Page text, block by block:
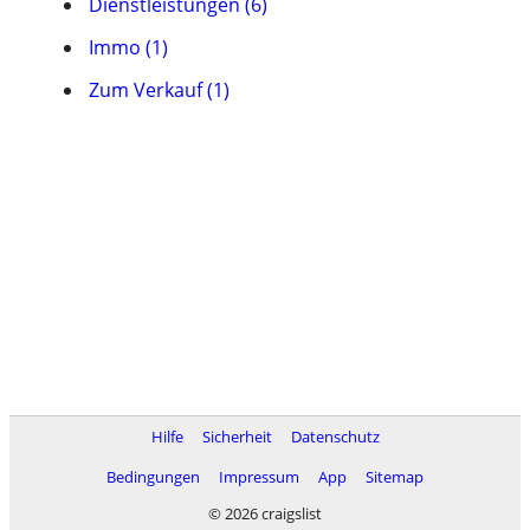
Immo (1)
Zum Verkauf (1)
Hilfe Sicherheit
Datenschutz
Bedingungen
Impressum App
Sitemap
© 2026 craigslist